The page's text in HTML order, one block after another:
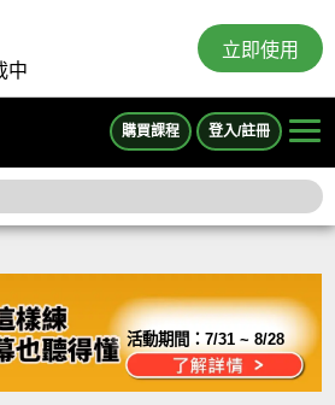
中
立即使用
購買課程 登入/註冊
活動期間：7/31 ~ 8/28